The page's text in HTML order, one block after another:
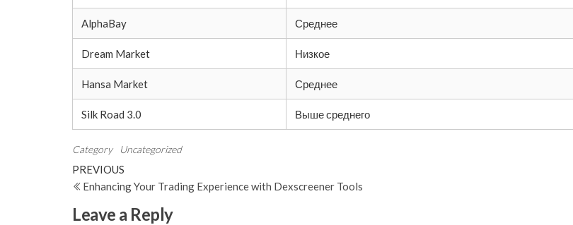
AlphaBay Среднее
Dream Market Низкое
Hansa Market Среднее
Silk Road 3.0 Выше среднего
Category Uncategorized
Post
navigation
Previous
Post
PREVIOUS
Enhancing Your Trading Experience with Dexscreener Tools
Leave a Reply